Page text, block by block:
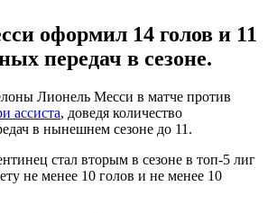
оформил 14 голов и 11
передач в сезоне.
Лионель Месси в матче против
ассиста, доведя количество
в нынешнем сезоне до 11.
стал вторым в сезоне в топ-5 лиг
не менее 10 голов и не менее 10